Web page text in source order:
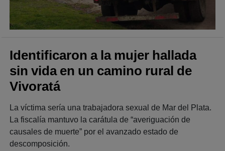
Identificaron a la mujer hallada
sin vida en un camino rural de
Vivoratá
La víctima sería una trabajadora sexual de Mar del Plata.
La fiscalía mantuvo la carátula de “averiguación de
causales de muerte” por el avanzado estado de
descomposición.